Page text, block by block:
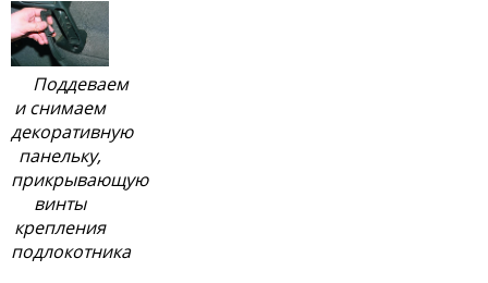
Поддеваем
и снимаем
декоративную
панельку,
прикрывающую
винты
крепления
подлокотника